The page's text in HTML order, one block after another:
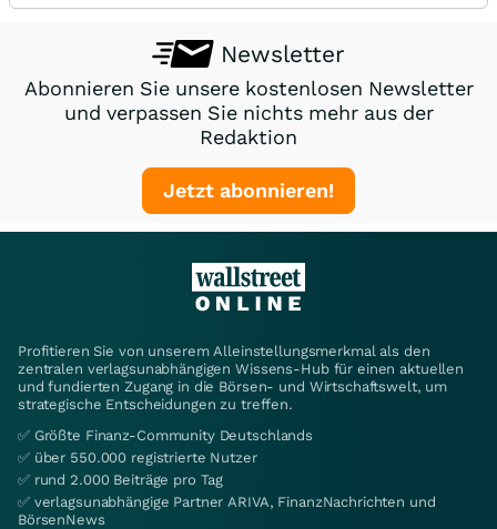
Newsletter
Abonnieren Sie unsere kostenlosen Newsletter
und verpassen Sie nichts mehr aus der
Redaktion
Jetzt abonnieren!
Profitieren Sie von unserem Alleinstellungsmerkmal als den
zentralen verlagsunabhängigen Wissens-Hub für einen aktuellen
und fundierten Zugang in die Börsen- und Wirtschaftswelt, um
strategische Entscheidungen zu treffen.
✅ Größte Finanz-Community Deutschlands
✅ über 550.000 registrierte Nutzer
✅ rund 2.000 Beiträge pro Tag
✅ verlagsunabhängige Partner ARIVA, FinanzNachrichten und
BörsenNews